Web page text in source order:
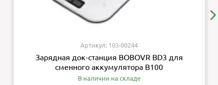
Артикул: 103-00244
Зарядная док-станция BOBOVR BD3 для
сменного аккумулятора B100
В наличии на складе